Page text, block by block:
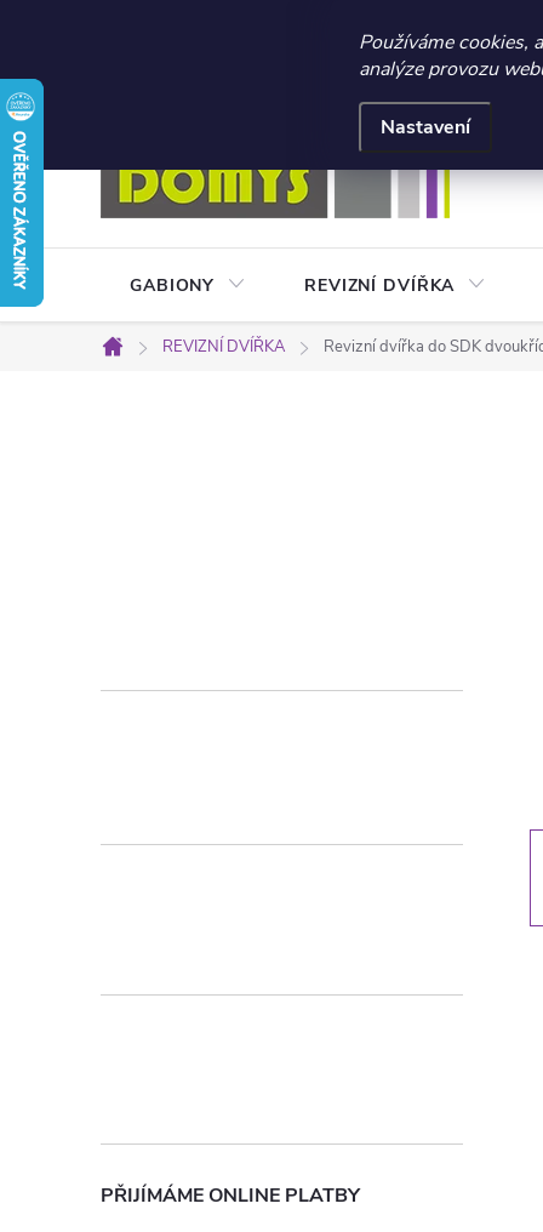
☀️ LETNÍ AKCE
Používáme cookies,
analýze provozu
Nastavení
Přejít
na
obsah
Obchodní podmínky
GABIONY REVIZNÍ DVÍŘKA
Domů
REVIZNÍ DVÍŘKA Revizní dvířka do SDK
r
p
e
PŘIJÍMÁME ONLINE PLATBY